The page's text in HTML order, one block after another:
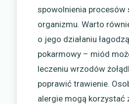
spowolnienia procesów
organizmu. Warto
o jego działaniu
pokarmowy – miód
leczeniu wrzodów
poprawić trawienie.
alergie mogą korzystać